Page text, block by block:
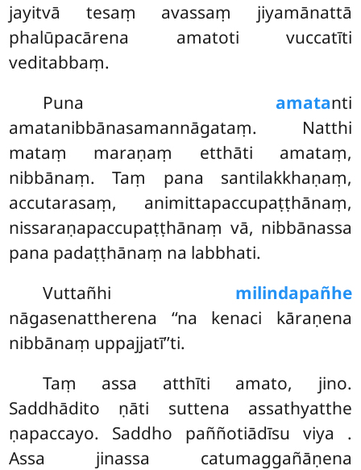
jayitvā tesaṃ avassaṃ jiyamānattā
phalūpacārena amatoti vuccatīti
veditabbaṃ.
Puna amatanti
amatanibbānasamannāgataṃ. Natthi
mataṃ maraṇaṃ etthāti amataṃ,
nibbānaṃ. Taṃ pana santilakkhaṇaṃ,
accutarasaṃ, animittapaccupaṭṭhānaṃ,
nissaraṇapaccupaṭṭhānaṃ vā, nibbānassa
pana padaṭṭhānaṃ na labbhati.
Vuttañhi milindapañhe
nāgasenattherena ‘‘na kenaci kāraṇena
nibbānaṃ uppajjatī’’ti.
Taṃ assa atthīti amato, jino.
Saddhādito ṇāti suttena assathyatthe
ṇapaccayo. Saddho paññotiādīsu viya .
Assa jinassa catumaggañāṇena